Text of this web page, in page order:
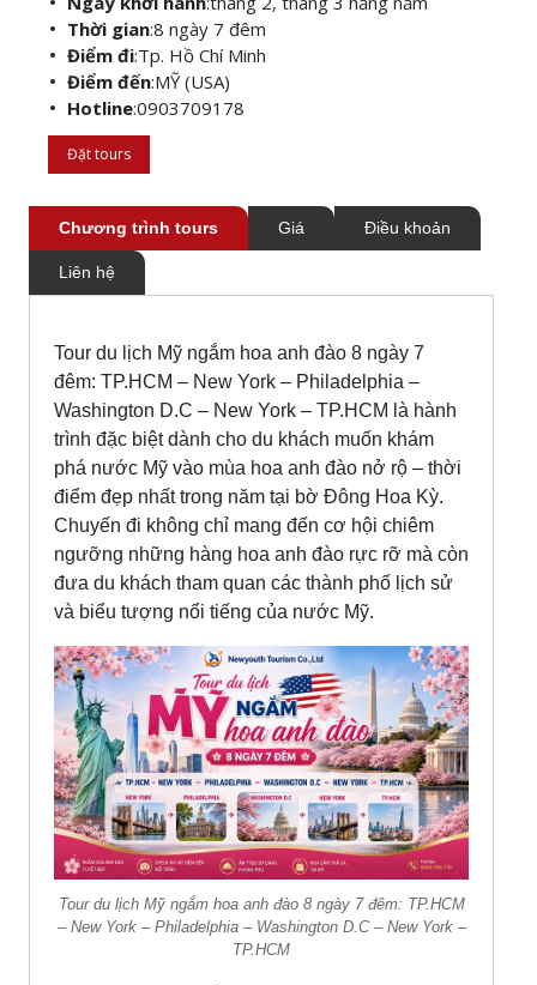
Thời gian:8 ngày 7 đêm
Điểm đi:Tp. Hồ Chí Minh
Điểm đến:MỸ (USA)
Hotline:0903709178
Đặt tours
Chương trình tours Giá Điều khoản
Liên hệ
Tour du lịch Mỹ ngắm hoa anh đào 8 ngày 7
đêm: TP.HCM – New York – Philadelphia –
Washington D.C – New York – TP.HCM là hành
trình đặc biệt dành cho du khách muốn khám
phá nước Mỹ vào mùa hoa anh đào nở rộ – thời
điểm đẹp nhất trong năm tại bờ Đông Hoa Kỳ.
Chuyến đi không chỉ mang đến cơ hội chiêm
ngưỡng những hàng hoa anh đào rực rỡ mà còn
đưa du khách tham quan các thành phố lịch sử
và biểu tượng nổi tiếng của nước Mỹ.
Tour du lịch Mỹ ngắm hoa anh đào 8 ngày 7 đêm: TP.HCM
– New York – Philadelphia – Washington D.C – New York –
TP.HCM